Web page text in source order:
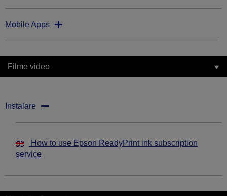
Mobile Apps
Filme video
Instalare
How to use Epson ReadyPrint ink subscription
service